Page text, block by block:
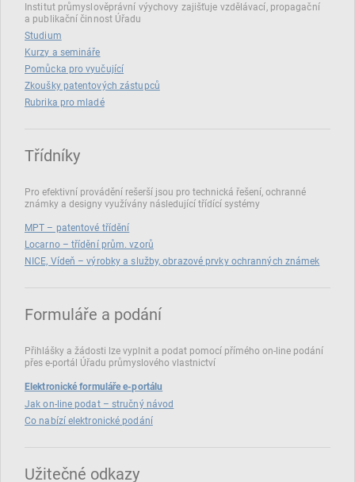
Institut průmyslověprávní výychovy zajišťuje vzdělávací, propagační
a publikační činnost Úřadu
Studium
Kurzy a semináře
Pomůcka pro vyučující
Zkoušky patentových zástupců
Rubrika pro mladé
Třídníky
Pro efektivní provádění rešerší jsou pro technická řešení, ochranné
známky a designy využívány následující třídící systémy
MPT – patentové třídění
Locarno – třídění prům. vzorů
NICE, Vídeň – výrobky a služby, obrazové prvky ochranných známek
Formuláře a podání
Přihlášky a žádosti lze vyplnit a podat pomocí přímého on‑line podání
přes e‑portál Úřadu průmyslového vlastnictví
Elektronické formuláře e-portálu
Jak on-line podat – stručný návod
Co nabízí elektronické podání
Užitečné odkazy